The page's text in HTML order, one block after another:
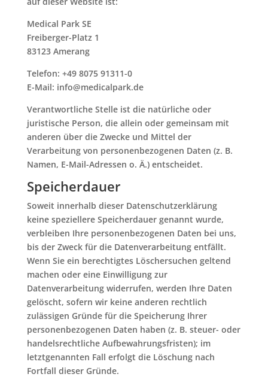
Medical Park SE
Freiberger-Platz 1
83123 Amerang
Telefon: +49 8075 91311-0
E-Mail: info@medicalpark.de
Verantwortliche Stelle ist die natürliche oder
juristische Person, die allein oder gemeinsam mit
anderen über die Zwecke und Mittel der
Verarbeitung von personenbezogenen Daten (z. B.
Namen, E-Mail-Adressen o. Ä.) entscheidet.
Speicherdauer
Soweit innerhalb dieser Datenschutzerklärung
keine speziellere Speicherdauer genannt wurde,
verbleiben Ihre personenbezogenen Daten bei uns,
bis der Zweck für die Datenverarbeitung entfällt.
Wenn Sie ein berechtigtes Löschersuchen geltend
machen oder eine Einwilligung zur
Datenverarbeitung widerrufen, werden Ihre Daten
gelöscht, sofern wir keine anderen rechtlich
zulässigen Gründe für die Speicherung Ihrer
personenbezogenen Daten haben (z. B. steuer- oder
handelsrechtliche Aufbewahrungsfristen); im
letztgenannten Fall erfolgt die Löschung nach
Fortfall dieser Gründe.